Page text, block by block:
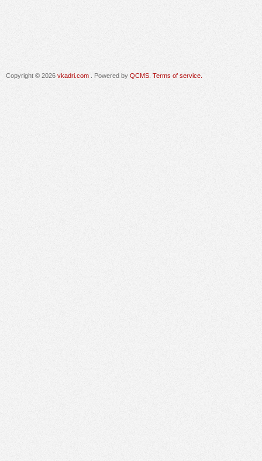
Copyright © 2026 vkadri.com . Powered by QCMS Terms of service.